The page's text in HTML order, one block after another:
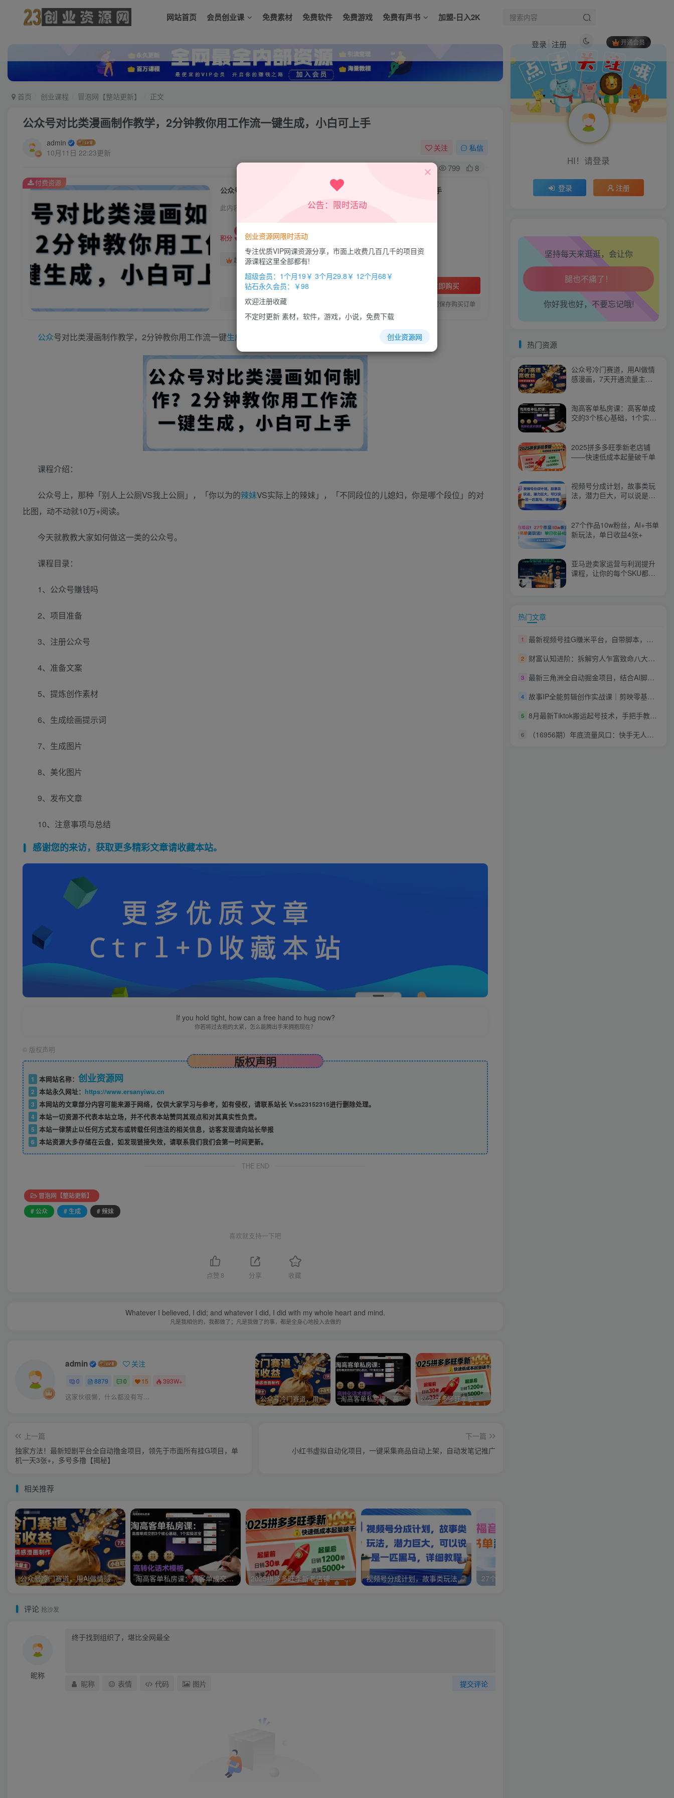
网站首页 会员创业课 免费素材 免费软件 免费游戏 免费有声书 加盟-日入2K
开通会员
登录 注册
首页 创业课程 冒泡网【整站更新】 正文
公众号对比类漫画制作教学，2分钟教你用工作流一键生成，小白可上手
admin
10月11日 22:23更新
关注 私信
0 799 8
公众号对比类漫画制作教学，2分钟教你用工作流一键生成，小白可上手
此内容为付费资源，请付费后查看
积分 9.9
超级会员免费 钻石会员
立即购买
您当前未登录！建议登陆后购买，办理会员包月更省钱，可保存购买订单
付费资源
公众号对比类漫画制作教学，2分钟教你用工作流一键生成
课程介绍：
公众号上，那种「别人上公厕VS我上公厕」，「你以为的辣妹VS实际上的辣妹」，「不同段位的儿媳妇，你是哪个段位」的对
比图，动不动就10万+阅读。
今天就教教大家如何做这一类的公众号。
课程目录：
1、公众号賺钱吗
2、项目准备
3、注册公众号
4、准备文案
5、提炼创作素材
6、生成绘画提示词
7、生成图片
8、美化图片
9、发布文章
10、注意事项与总结
感谢您的来访，获取更多精彩文章请收藏本站。
If you hold tight, how can a free hand to hug now?
你若将过去抱的太紧，怎么能腾出手来拥抱现在？
© 版权声明
版权声明
1 本网站名称： 创业资源网
2 本站永久网址： https://www.ersanyiwu.cn
3 本网站的文章部分内容可能来源于网络，仅供大家学习与参考，如有侵权，请联系站长 V:ss23152315进行删除处理。
4 本站一切资源不代表本站立场，并不代表本站赞同其观点和对其真实性负责。
5 本站一律禁止以任何方式发布或转载任何违法的相关信息，访客发现请向站长举报
6 本站资源大多存储在云盘，如发现链接失效，请联系我们我们会第一时间更新。
THE END
冒泡网【整站更新】
# 公众
# 生成 # 辣妹
喜欢就支持一下吧
点赞 8 分享 收藏
Whatever I believed, I did; and whatever I did, I did with my whole heart and mind.
凡是我相信的，我都做了；凡是我做了的事，都是全身心地投入去做的
admin 关注
0 8879 0 15 393W+
这家伙很懒，什么都没有写... 公众号冷门赛道，用AI做情感漫画，7天开通流量主，操作简单，小白可玩 淘高客单私房课：高客单成交的3个核心基础，1个实操法宝 2025拼多多旺季新老店铺——快速低成本起量破千单
上一篇
独家方法！最新短剧平台全自动撸金项目，领先于市面所有挂G项目，单
机一天3张+，多号多撸【揭秘】
下一篇
小红书虚拟自动化项目，一键采集商品自动上架，自动发笔记推广
相关推荐
公众号冷门赛道，用AI做情感漫画，7天开通流量主，操作简单，小白可玩 淘高客单私房课：高客单成交的3个核心基础，1个实操法宝 2025拼多多旺季新老店铺——快速低成本起量破千单 视频号分成计划，故事类玩法，潜力巨大，可以说是一匹黑马，详细教程
评论 抢沙发
昵称
提交评论
昵称 表情 代码 图片
热门文章
最新视频号挂G賺米平台，自带脚本，长期能做，简单无脑【揭秘】
财富认知进阶：拆解穷人乍富致命八大恶习，破除落后思维，守住财富避免阶层回落
最新三角洲全自动掘金项目，结合AI脚本，可24小时挂G，单日收益200+【揭秘】
故事IP全能剪辑创作实战课｜剪映零基础入门+多行业IP实拍剪辑，门店/文旅/工厂/非遗/老板Vlog全风格成片教学
8月最新Tiktok搬运起号技术，手把手教你学会TikTok搬运起号
HI！请登录
登录 注册
坚持每天来逛逛，会让你
心情也舒畅了！
走路也有劲了！
腿也不痛了！
你好我也好，不要忘记哦!
热门资源
公众号冷门赛道，用AI做情
感漫画，7天开通流量主，
淘高客单私房课：高客单成
交的3个核心基础，1个实操
2025拼多多旺季新老店铺
——快速低成本起量破千单
视频号分成计划，故事类玩
法，潜力巨大，可以说是一
27个作品10w粉丝，AI+书单
新玩法，单日收益4张+
亚马逊卖家运营与利润提升
课程，让你的每个SKU都成
热门文章
1 最新视频号挂G賺米平台，自带脚本，长期能做，简单无脑【揭秘】
2 财富认知进阶：拆解穷人乍富致命八大恶习，破除落后思维，守住财富避免阶层回落
3 最新三角洲全自动掘金项目，结合AI脚本，可24小时挂G，单日收益200+【揭秘】
4 故事IP全能剪辑创作实战课｜剪映零基础入门+多行业IP实拍剪辑，门店/文旅/工厂/非遗/老板Vlog全风格成片教学
5 8月最新Tiktok搬运起号技术，手把手教你学会TikTok搬运起号
6 （16956期）年底流量风口：快手无人直播全新玩法，一部手机挂机日入500+
公告：限时活动
创业资源网限时活动
专注优质VIP网课资源分享，市面上收费几百几千的项目资
源课程这里全部都有!
超级会员：1个月19￥ 3个月29.8￥ 12个月68￥
钻石永久会员：￥98
欢迎注册收藏
不定时更新 素材，软件，游戏，小说，免费下载
创业资源网